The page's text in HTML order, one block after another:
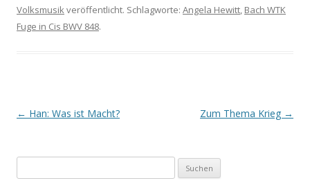
Volksmusikveröffentlicht. Schlagworte: Angela Hewitt, Bach WTK
Fuge in Cis BWV 848.
Beitrags-
← Han: Was ist Macht? Zum Thema Krieg →
u